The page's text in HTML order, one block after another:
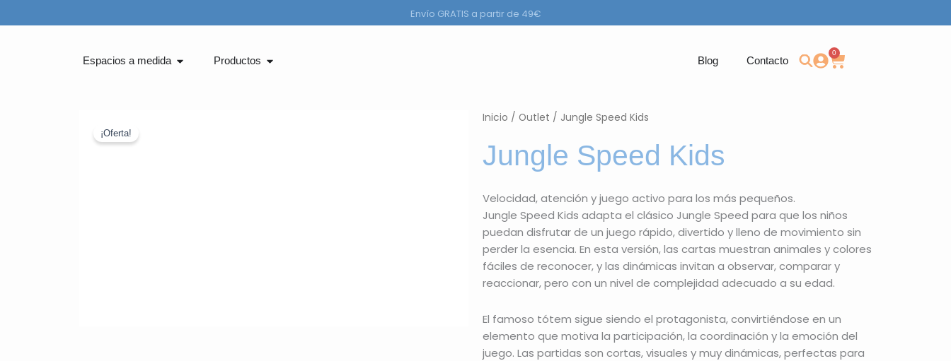
al
Envío GRATIS a partir de 49€
Espacios a medida Abrir Espacios a medida
Productos Abrir Productos Blog Contacto
0
Carrito
¡Oferta!
Inicio / Outlet / Jungle Speed Kids
Jungle Speed Kids
Velocidad, atención y juego activo para los más pequeños.
Jungle Speed Kids adapta el clásico Jungle Speed para que los niños
puedan disfrutar de un juego rápido, divertido y lleno de movimiento sin
perder la esencia. En esta versión, las cartas muestran animales y colores
fáciles de reconocer, y las dinámicas invitan a observar, comparar y
reaccionar, pero con un nivel de complejidad adecuado a su edad.
El famoso tótem sigue siendo el protagonista, convirtiéndose en un
elemento que motiva la participación, la coordinación y la emoción del
juego. Las partidas son cortas, visuales y muy dinámicas, perfectas para